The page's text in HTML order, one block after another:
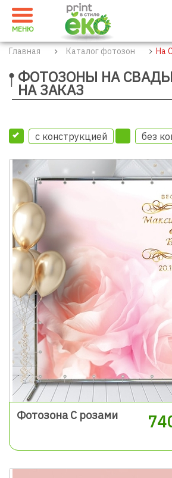
МЕНЮ
Главная Каталог фотозон На
ФОТОЗОНЫ НА
НА ЗАКАЗ
с конструкцией без
Фотозона С розами